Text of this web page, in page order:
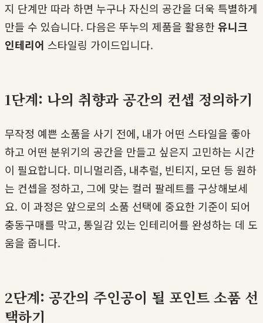
지 단계만 따라 하면 누구나 자신의 공간을 더욱 특별하게
만들 수 있습니다. 다음은 뚜누의 제품을 활용한 유니크
인테리어 스타일링 가이드입니다.
1단계: 나의 취향과 공간의 컨셉 정의하기
무작정 예쁜 소품을 사기 전에, 내가 어떤 스타일을 좋아
하고 어떤 분위기의 공간을 만들고 싶은지 고민하는 시간
이 필요합니다. 미니멀리즘, 내추럴, 빈티지, 모던 등 원하
는 컨셉을 정하고, 그에 맞는 컬러 팔레트를 구상해보세
요. 이 과정은 앞으로의 소품 선택에 중요한 기준이 되어
충동구매를 막고, 통일감 있는 인테리어를 완성하는 데 도
움을 줍니다.
2단계: 공간의 주인공이 될 포인트 소품 선
택하기